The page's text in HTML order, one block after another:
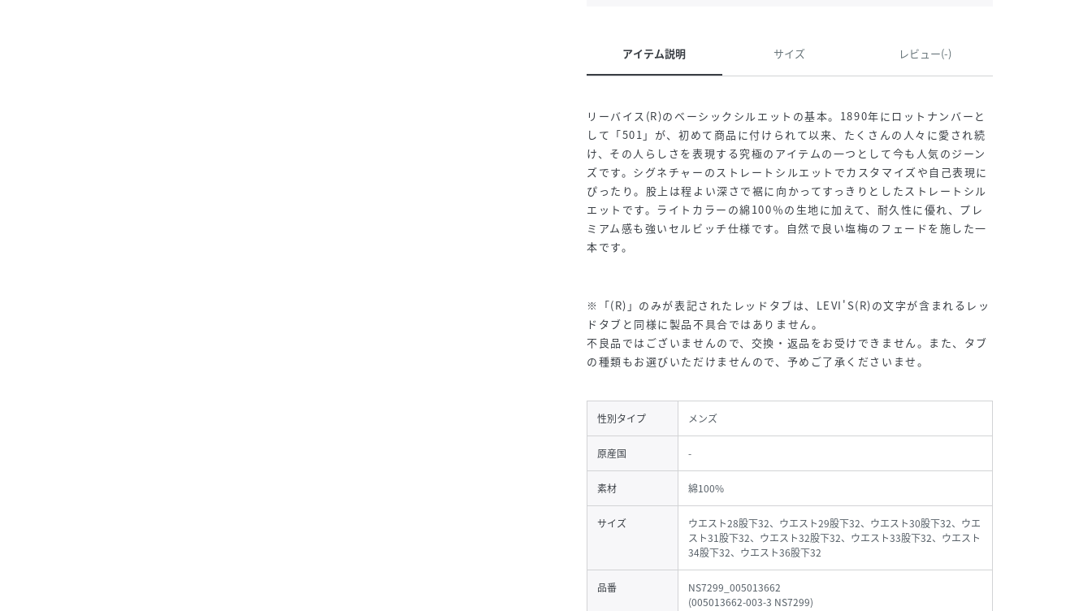
アイテム説明 サイズ レビュー(-)
リーバイス (R)のベーシックシルエットの基本。1890年にロットナンバーと
して「501」が、初めて商品に付けられて以来、たくさんの人々に愛され続
け、その人らしさを表現する究極のアイテムの一つとして今も人気のジーン
ズです。シグネチャーのストレートシルエットでカスタマイズや自己表現に
ぴったり。股上は程よい深さで裾に向かってすっきりとしたストレートシル
エットです。ライトカラーの綿100％の生地に加えて、耐久性に優れ、プレ
ミアム感も強いセルビッチ仕様です。自然で良い塩梅のフェードを施した一
本です。
※「(R)」のみが表記されたレッドタブは、LEVI'S(R)の文字が含まれるレッ
ドタブと同様に製品不具合ではありません。
不良品ではございませんので、交換・返品をお受けできません。また、タブ
の種類もお選びいただけませんので、予めご了承くださいませ。
性別タイプ メンズ
原産国 -
素材 綿100%
サイズ
ウエスト28股下32、ウエスト29股下32、ウエスト30股下32、ウエ
スト31股下32、ウエスト32股下32、ウエスト33股下32、ウエスト
34股下32、ウエスト36股下32
品番
NS7299_005013662
(005013662-003-3 NS7299)